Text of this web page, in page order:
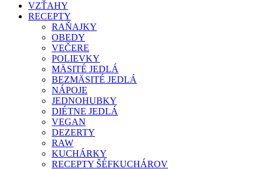
VZŤAHY
RECEPTY
RAŇAJKY
OBEDY
VEČERE
POLIEVKY
MÄSITÉ JEDLÁ
BEZMÄSITÉ JEDLÁ
NÁPOJE
JEDNOHUBKY
DIÉTNE JEDLÁ
VEGAN
DEZERTY
RAW
KUCHÁRKY
RECEPTY ŠÉFKUCHÁROV